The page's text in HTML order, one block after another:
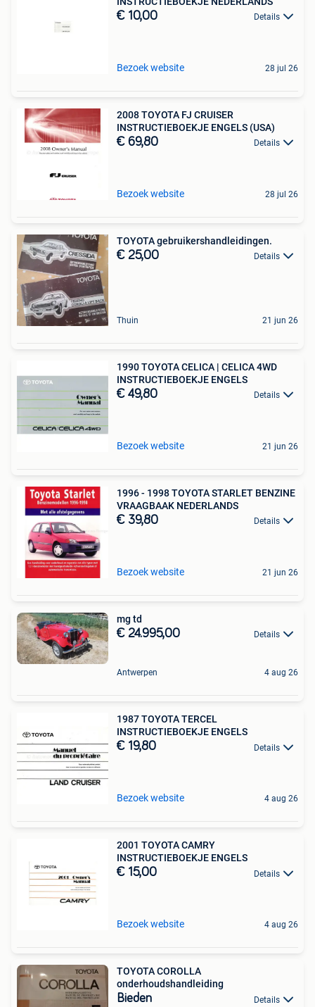
€ 10,00 Details
Bezoek website 28 jul 26
2008 TOYOTA FJ CRUISER
INSTRUCTIEBOEKJE ENGELS (USA)
€ 69,80 Details
Bezoek website 28 jul 26
TOYOTA gebruikershandleidingen.
€ 25,00 Details
Thuin 21 jun 26
1990 TOYOTA CELICA | CELICA 4WD
INSTRUCTIEBOEKJE ENGELS
€ 49,80 Details
Bezoek website 21 jun 26
1996 - 1998 TOYOTA STARLET BENZINE
VRAAGBAAK NEDERLANDS
€ 39,80 Details
Bezoek website 21 jun 26
mg td
€ 24.995,00 Details
Antwerpen 4 aug 26
1987 TOYOTA TERCEL
INSTRUCTIEBOEKJE ENGELS
€ 19,80 Details
Bezoek website 4 aug 26
2001 TOYOTA CAMRY
INSTRUCTIEBOEKJE ENGELS
€ 15,00 Details
Bezoek website 4 aug 26
TOYOTA COROLLA
onderhoudshandleiding
Bieden Details